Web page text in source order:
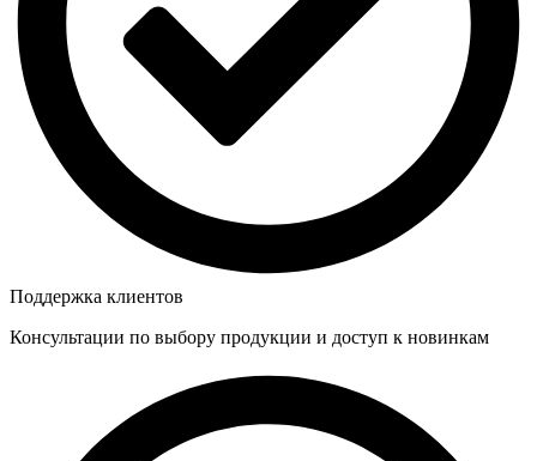
Поддержка клиентов
Консультации по выбору продукции и доступ к новинкам